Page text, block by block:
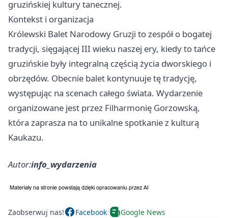
gruzińskiej kultury tanecznej.
Kontekst i organizacja
Królewski Balet Narodowy Gruzji to zespół o bogatej
tradycji, sięgającej III wieku naszej ery, kiedy to tańce
gruzińskie były integralną częścią życia dworskiego i
obrzędów. Obecnie balet kontynuuje tę tradycję,
występując na scenach całego świata. Wydarzenie
organizowane jest przez Filharmonię Gorzowską,
która zaprasza na to unikalne spotkanie z kulturą
Kaukazu.
Autor:info_wydarzenia
Zaobserwuj nas! Facebook Google News